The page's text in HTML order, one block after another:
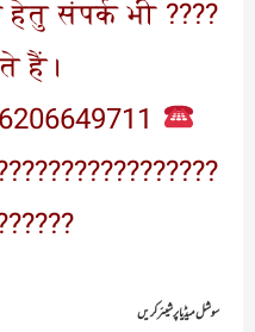
हेतु संपर्क भी
हैं।
سوشل میڈیا پر شیئر کریں